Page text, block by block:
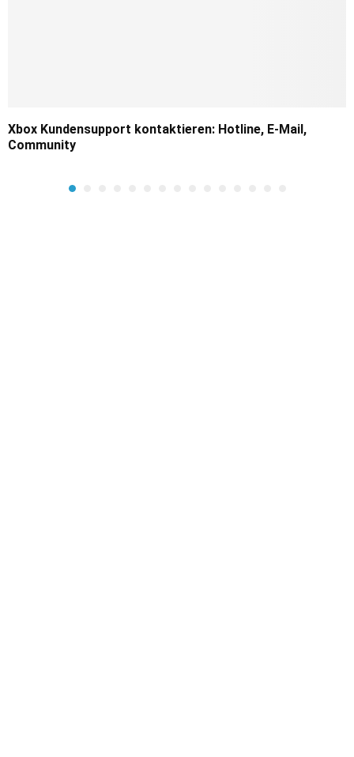
Xbox Kundensupport kontaktieren: Hotline, E-Mail,
Community